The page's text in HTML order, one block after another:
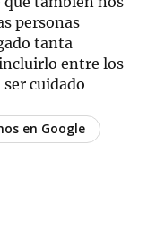
personas
tanta
entre los
cuidado
en Google